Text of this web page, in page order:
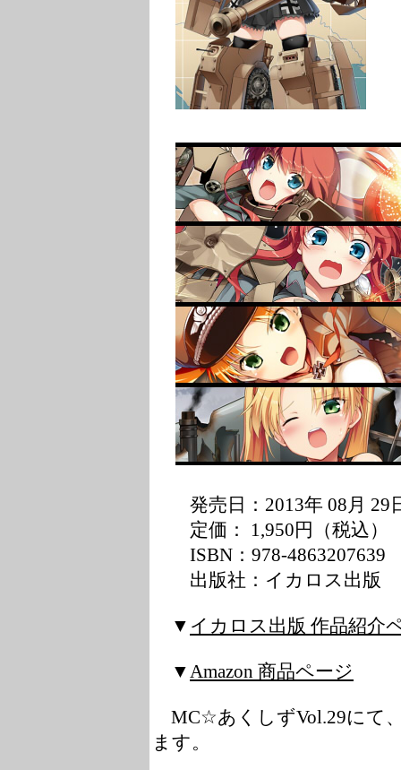
発売日：2013年 08月 29
定価： 1,950円（税込）
ISBN：978-4863207639
出版社：イカロス出版
▼ イカロス出版 作品紹介
▼ Amazon 商品ページ
MC☆あくしずVol.29にて
ます。